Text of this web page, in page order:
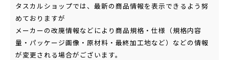
タスカルショップでは、最新の商品情報を表示できるよう努
めておりますが
メーカーの改廃情報などにより商品規格・仕様（規格内容
量・パッケージ画像・原材料・最終加工地など）などの情報
が変更される場合がございます。